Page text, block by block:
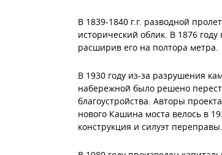
В 1839-1840 г.г. разводной
исторический облик. В 1876
расширив его на полтора метра.
В 1930 году из-за разрушения
набережной было решено
благоустройства. Авторы
нового Кашина моста велось в
конструкция и силуэт переправы.